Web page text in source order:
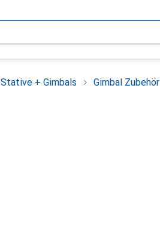
Stative + Gimbals Gimbal Zubehör